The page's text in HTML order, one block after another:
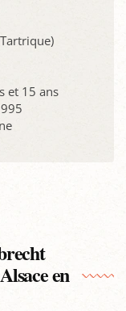
et 15 ans
en